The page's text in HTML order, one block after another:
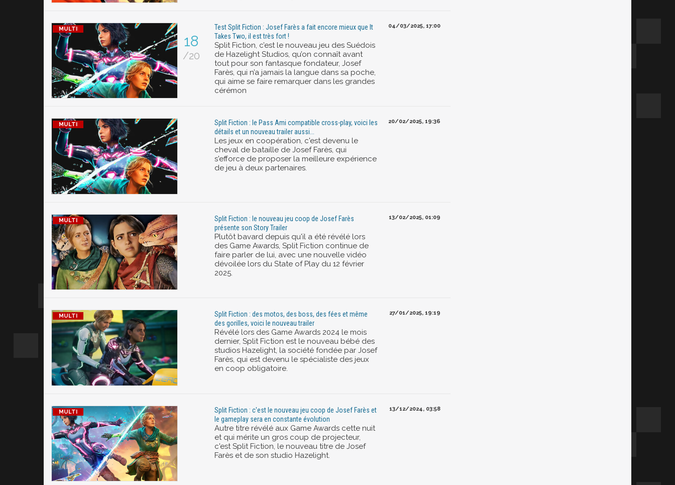
18
/20
Test Split Fiction : Josef Farès a fait encore mieux que It
Takes Two, il est très fort !
Split Fiction, c’est le nouveau jeu des Suédois
de Hazelight Studios, qu’on connaît avant
tout pour son fantasque fondateur, Josef
Farès, qui n’a jamais la langue dans sa poche,
qui aime se faire remarquer dans les grandes
cérémon
04/03/2025, 17:00
Split Fiction : le Pass Ami compatible cross-play, voici les
détails et un nouveau trailer aussi...
Les jeux en coopération, c'est devenu le
cheval de bataille de Josef Farès, qui
s'efforce de proposer la meilleure expérience
de jeu à deux partenaires.
20/02/2025, 19:36
Split Fiction : le nouveau jeu coop de Josef Farès
présente son Story Trailer
Plutôt bavard depuis qu'il a été révélé lors
des Game Awards, Split Fiction continue de
faire parler de lui, avec une nouvelle vidéo
dévoilée lors du State of Play du 12 février
2025.
13/02/2025, 01:09
Split Fiction : des motos, des boss, des fées et même
des gorilles, voici le nouveau trailer
Révélé lors des Game Awards 2024 le mois
dernier, Split Fiction est le nouveau bébé des
studios Hazelight, la société fondée par Josef
Farès, qui est devenu le spécialiste des jeux
en coop obligatoire.
27/01/2025, 19:19
Split Fiction : c'est le nouveau jeu coop de Josef Farès et
le gameplay sera en constante évolution
Autre titre révélé aux Game Awards cette nuit
et qui mérite un gros coup de projecteur,
c'est Split Fiction, le nouveau titre de Josef
Farès et de son studio Hazelight.
13/12/2024, 03:58